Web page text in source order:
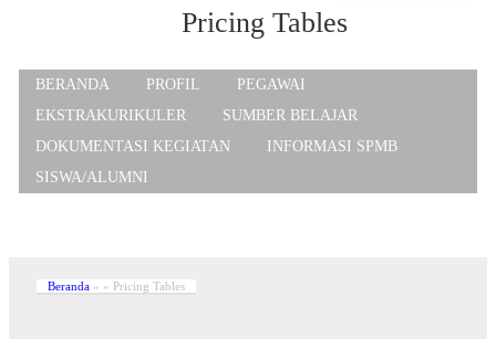
BERANDA PROFIL
PEGAWAI
EKSTRAKURIKULER
SUMBER BELAJAR
DOKUMENTASI KEGIATAN
INFORMASI SPMB
SISWA/ALUMNI
Pricing Tables
Beranda » » Pricing Tables